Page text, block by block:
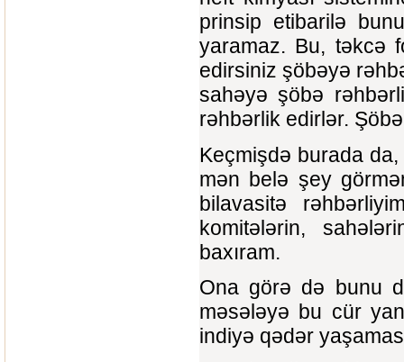
prinsip etibarilə
yaramaz. Bu, təkcə
edirsiniz şöbəyə
sahəyə şöbə
rəhbərlik edirlər.
Keçmişdə burada
mən belə şey
bilavasitə
komitələrin,
baxıram.
Ona görə də bunu
məsələyə bu cür
indiyə qədər